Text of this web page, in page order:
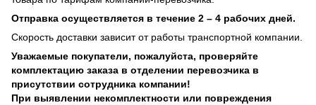
Отправка осуществляется в течение 2 – 4 рабочих дней.
Скорость доставки зависит от работы транспортной компании.
Уважаемые покупатели, пожалуйста, проверяйте
комплектацию заказа в отделении перевозчика в
присутствии сотрудника компании!
При выявлении некомплектности или повреждения